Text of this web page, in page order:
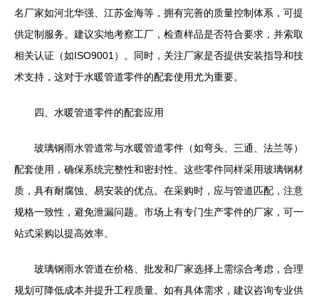
名厂家如河北华强、江苏金海等，拥有完善的质量控制体系，可提
供定制服务。建议实地考察工厂，检查样品是否符合要求，并索取
相关认证（如ISO9001）。同时，关注厂家是否提供安装指导和技
术支持，这对于水暖管道零件的配套使用尤为重要。
四、水暖管道零件的配套应用
玻璃钢雨水管道常与水暖管道零件（如弯头、三通、法兰等）
配套使用，确保系统完整性和密封性。这些零件同样采用玻璃钢材
质，具有耐腐蚀、易安装的优点。在采购时，应与管道匹配，注意
规格一致性，避免泄漏问题。市场上有专门生产零件的厂家，可一
站式采购以提高效率。
玻璃钢雨水管道在价格、批发和厂家选择上需综合考虑，合理
规划可降低成本并提升工程质量。如有具体需求，建议咨询专业供